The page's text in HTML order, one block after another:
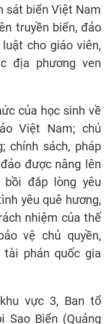
sát biển Việt Nam
truyền biển, đảo
cho giáo viên,
địa phương ven
của học sinh về
Việt Nam; chủ
chính sách, pháp
được nâng lên
đắp lòng yêu
yêu quê hương,
nhiệm của thế
vệ chủ quyền,
tài phán quốc gia
vực 3, Ban tổ
Sao Biển (Quảng